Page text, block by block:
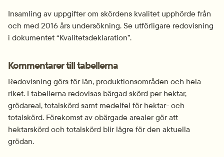
Insamling av uppgifter om skördens kvalitet upphörde från
och med 2016 års undersökning. Se utförligare redovisning
i dokumentet “Kvalitetsdeklaration”.
Kommentarer till tabellerna
Redovisning görs för län, produktionsområden och hela
riket. I tabellerna redovisas bärgad skörd per hektar,
grödareal, totalskörd samt medelfel för hektar- och
totalskörd. Förekomst av obärgade arealer gör att
hektarskörd och totalskörd blir lägre för den aktuella
grödan.